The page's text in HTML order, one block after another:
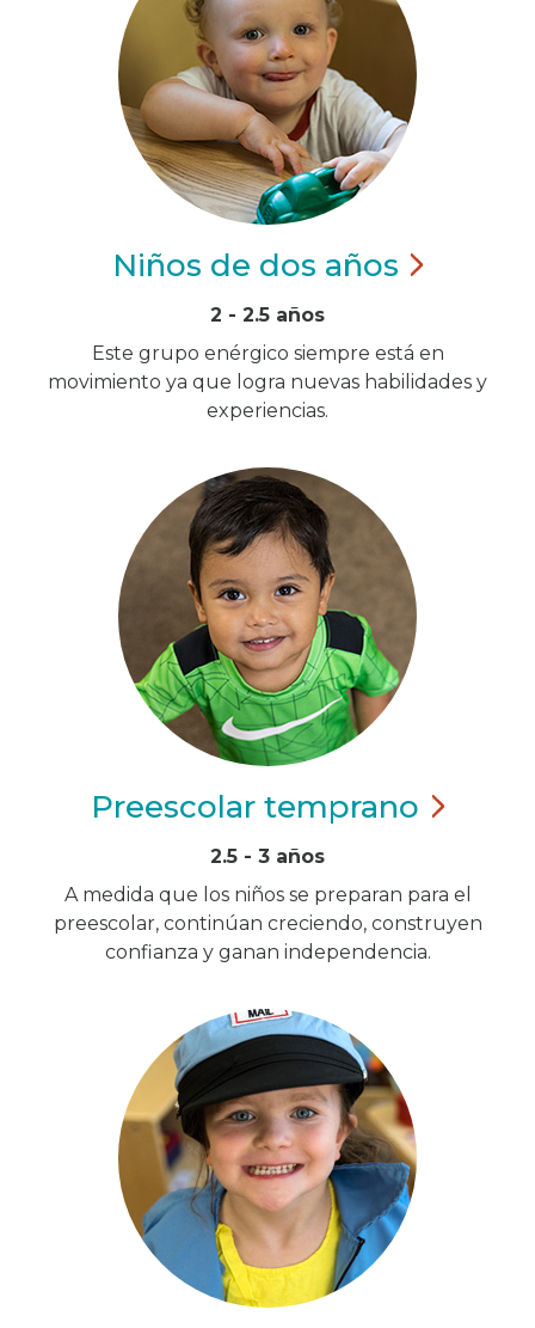
Niños de dos años
2 - 2.5 años
Este grupo enérgico siempre está en
movimiento ya que logra nuevas habilidades y
experiencias.
Preescolar temprano
2.5 - 3 años
A medida que los niños se preparan para el
preescolar, continúan creciendo, construyen
confianza y ganan independencia.